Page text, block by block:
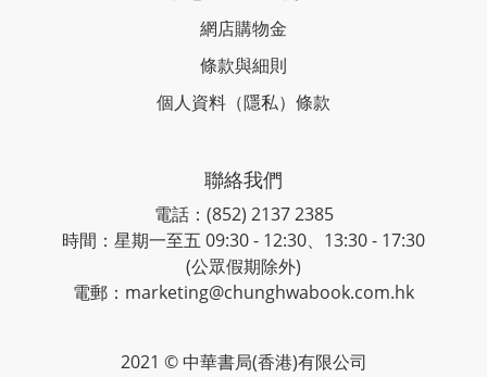
網店購物金
條款與細則
個人資料（隱私）條款
聯絡我們
電話：(852) 2137 2385
時間：星期一至五 09:30 - 12:30、13:30 - 17:30
(公眾假期除外)
電郵：marketing@chunghwabook.com.hk
2021 © 中華書局(香港)有限公司